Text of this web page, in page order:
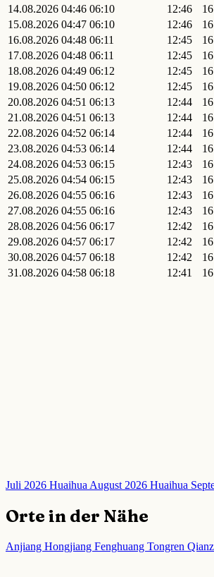
14.08.2026 04:46 06:10 12:46
15.08.2026 04:47 06:10 12:46
16.08.2026 04:48 06:11 12:45
17.08.2026 04:48 06:11 12:45
18.08.2026 04:49 06:12 12:45
19.08.2026 04:50 06:12 12:45
20.08.2026 04:51 06:13 12:44
21.08.2026 04:51 06:13 12:44
22.08.2026 04:52 06:14 12:44
23.08.2026 04:53 06:14 12:44
24.08.2026 04:53 06:15 12:43
25.08.2026 04:54 06:15 12:43
26.08.2026 04:55 06:16 12:43
27.08.2026 04:55 06:16 12:43
28.08.2026 04:56 06:17 12:42
29.08.2026 04:57 06:17 12:42
30.08.2026 04:57 06:18 12:42
31.08.2026 04:58 06:18 12:41
Juli 2026 Huaihua August 2026 Huaihua
Orte in der Nähe
Anjiang Hongjiang Fenghuang Tongren